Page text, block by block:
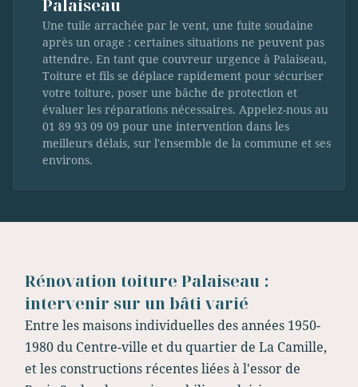
Palaiseau
Une tuile arrachée par le vent, une fuite soudaine
après un orage : certaines situations ne peuvent pas
attendre. En tant que couvreur urgence à Palaiseau,
Toiture et fils se déplace rapidement pour sécuriser
votre toiture, poser une bâche de protection et
évaluer les réparations nécessaires. Appelez-nous au
01 89 93 09 09 pour une intervention dans les
meilleurs délais, sur l'ensemble de la commune et ses
environs.
Rénovation toiture Palaiseau :
intervenir sur un bâti varié
Entre les maisons individuelles des années 1950-
1980 du Centre-ville et du quartier de La Camille,
et les constructions récentes liées à l'essor de